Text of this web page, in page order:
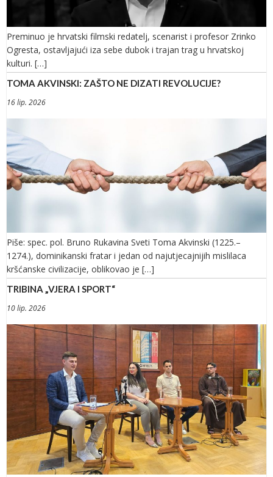
Preminuo je hrvatski filmski redatelj, scenarist i profesor Zrinko
Ogresta, ostavljajući iza sebe dubok i trajan trag u hrvatskoj
kulturi. […]
TOMA AKVINSKI: ZAŠTO NE DIZATI REVOLUCIJE?
16 lip. 2026
Piše: spec. pol. Bruno Rukavina Sveti Toma Akvinski (1225.–
1274.), dominikanski fratar i jedan od najutjecajnijih mislilaca
kršćanske civilizacije, oblikovao je […]
TRIBINA „VJERA I SPORT“
10 lip. 2026